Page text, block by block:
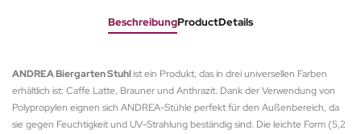
BeschreibungProductDetails
ANDREA Biergarten Stuhlist ein Produkt, das in drei universellen Farben
erhältlich ist: Caffe Latte, Brauner und Anthrazit. Dank der Verwendung von
Polypropylen eignen sich ANDREA-Stühle perfekt für den Außenbereich, da
sie gegen Feuchtigkeit und UV-Strahlung beständig sind. Die leichte Form (5,2